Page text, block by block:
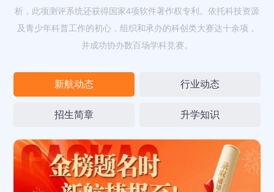
析，此项测评系统还获得国家4项软件著作权专利。依托科技资源
及青少年科普工作的初心，组织和承办的科创类大赛达十余项，
并成功协办数百场学科竞赛。
新航动态 行业动态
招生简章 升学知识